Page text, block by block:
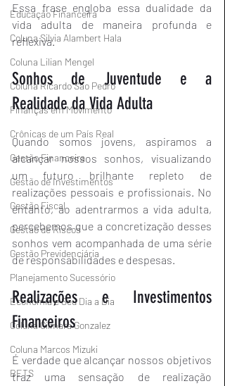
Educação Financeira
Coluna Silvia Alambert Hala
Coluna Lilian Mengel
Coluna Ricardo São Pedro
Finanças em Movimento
Crônicas de um País Real
Gestão Financeira
Gestão de Investimentos
Gestão Fiscal
Gestão de Riscos
Gestão Previdenciária
Planejamento Sucessório
Economia e Seu Dia a Dia
Coluna Gilmara Gonzalez
Coluna Marcos Mizuki
BETS
Essa frase engloba essa dualidade da
vida adulta de maneira profunda e
reflexiva.
Sonhos de Juventude e a
Realidade da Vida Adulta
Quando somos jovens, aspiramos a
alcançar nossos sonhos, visualizando
um futuro brilhante repleto de
realizações pessoais e profissionais. No
entanto, ao adentrarmos a vida adulta,
percebemos que a concretização desses
sonhos vem acompanhada de uma série
de responsabilidades e despesas.
Realizações e Investimentos
Financeiros
É verdade que alcançar nossos objetivos
traz uma sensação de realização